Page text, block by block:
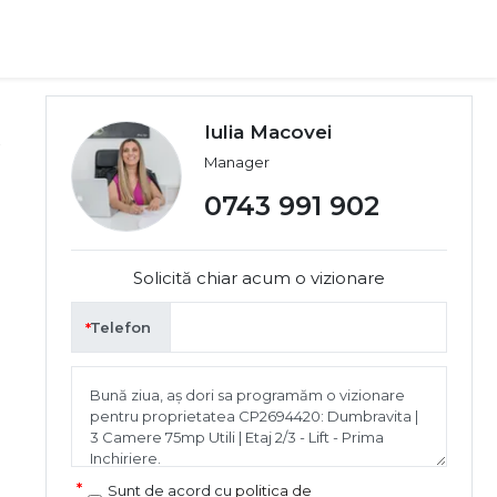
Iulia Macovei
Manager
0743 991 902
Solicită chiar acum o vizionare
Telefon
Sunt de acord cu politica de